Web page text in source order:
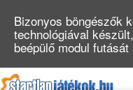
Bizonyos böngészők
technológiával
beépülő modul